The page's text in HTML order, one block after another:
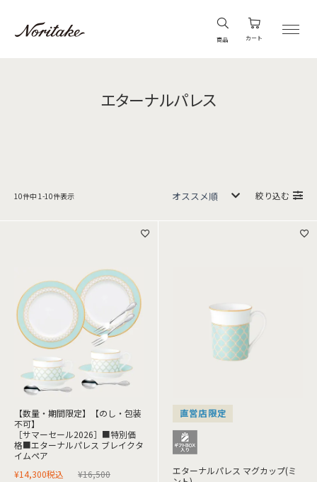
商品 カート
エターナルパレス
10件中 1 -10件表示 絞り込む
【数量・期間限定】【のし・包装
不可】
［サマーセール2026］■特別価
格■エターナルパレス ブレイクタ
イムペア
¥16,500
¥14,300税込
直営店限定
エターナルパレス マグカップ(ミ